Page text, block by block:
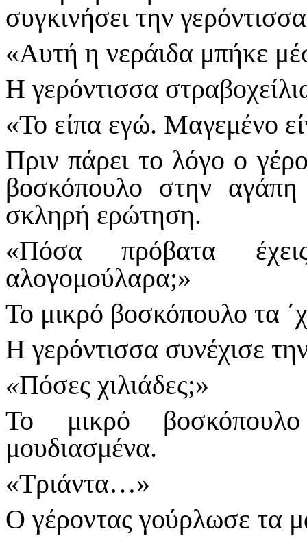
συγκινήσει την
«Αυτή η νεράιδα μπήκε
Η γερόντισσα
«Το είπα εγώ. Μαγεμένο
Πριν πάρει το λόγο ο
βοσκόπουλο στην
σκληρή ερώτηση.
«Πόσα πρόβατα
αλογομούλαρα;»
Το μικρό βοσκόπουλο τα
Η γερόντισσα συνέχισε
«Πόσες χιλιάδες;»
Το μικρό
μουδιασμένα.
«Τριάντα…»
Ο γέροντας γούρλωσε τα